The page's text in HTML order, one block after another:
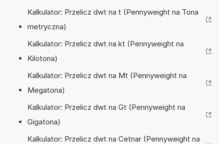
Kalkulator: Przelicz dwt na t (Pennyweight na Tona
metryczna)
Kalkulator: Przelicz dwt na kt (Pennyweight na
Kilotona)
Kalkulator: Przelicz dwt na Mt (Pennyweight na
Megatona)
Kalkulator: Przelicz dwt na Gt (Pennyweight na
Gigatona)
Kalkulator: Przelicz dwt na Cetnar (Pennyweight na